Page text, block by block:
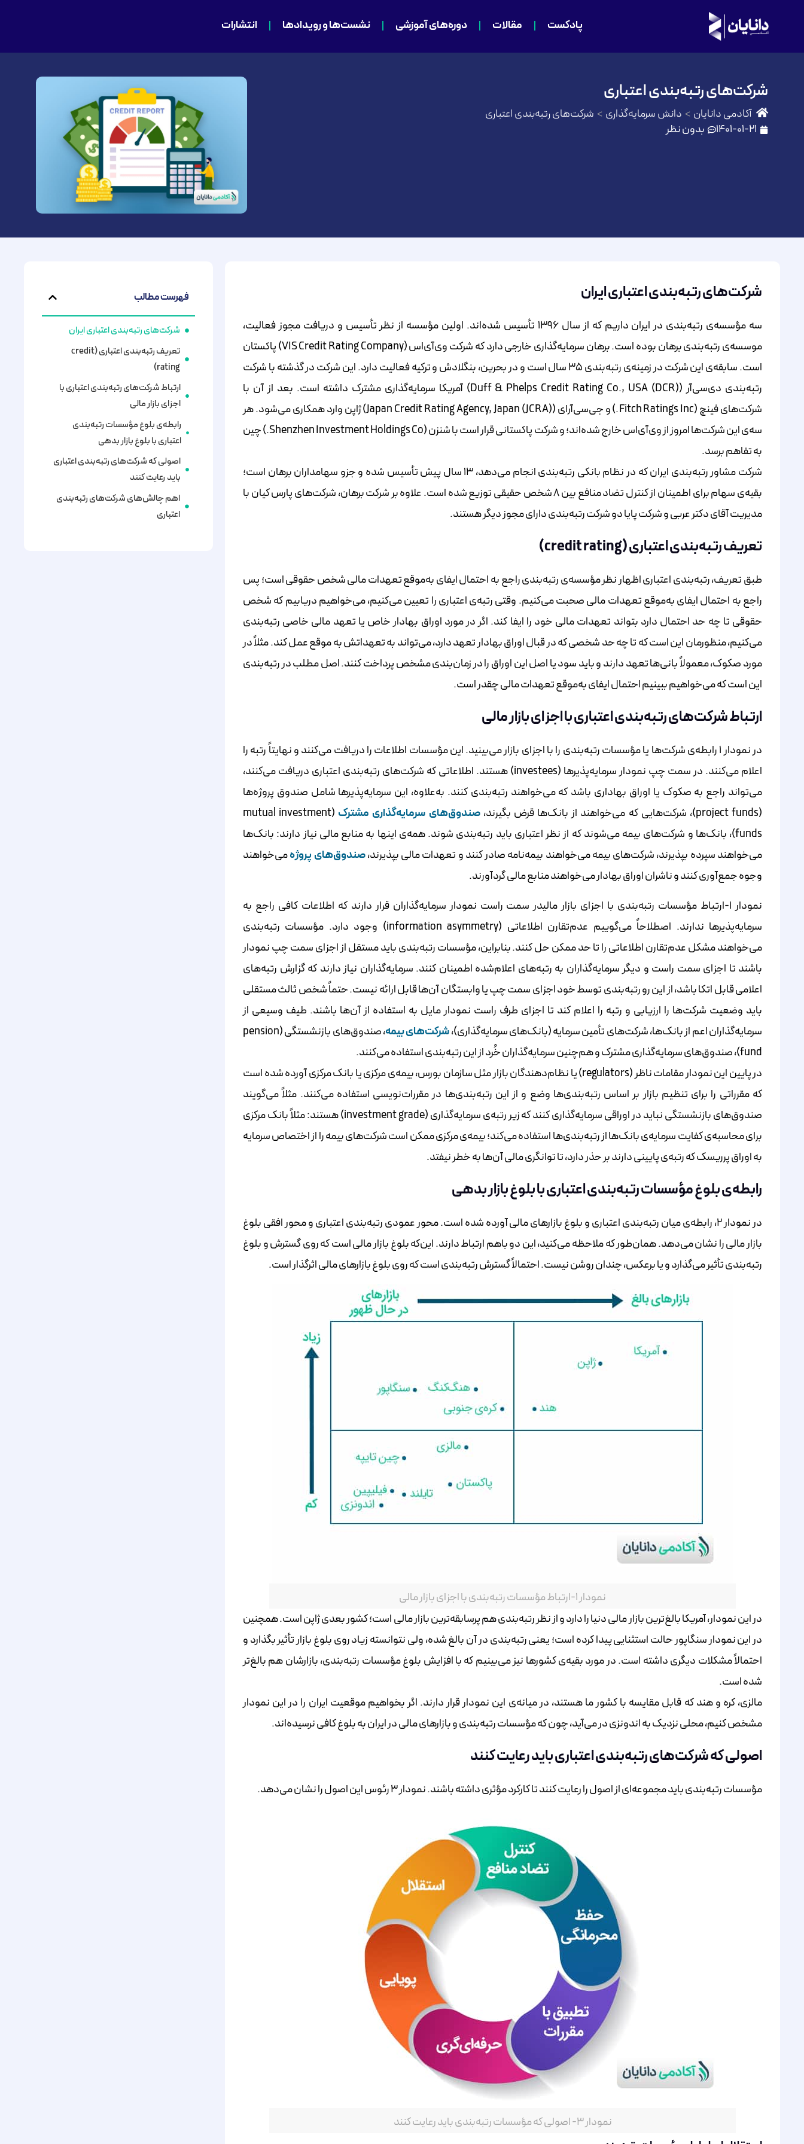
پادکست مقالات دوره‌های آموزشی نشست‌ها و رویدادها انتشارات
شرکت‌های رتبه‌بندی اعتباری
آکادمی دانایان دانش سرمایه‌گذاری
شرکت‌های رتبه‌بندی اعتباری
1401-01-21
بدون نظر
شرکت‌های رتبه‌بندی اعتباری ایران
سه مؤسسه‌ی رتبه‌بندی در ایران داریم که از سال ۱۳۹۶ تأسیس شده‌اند. اولین مؤسسه از نظر تأسیس و دریافت مجوز فعالیت،
موسسه‌ی رتبه‌بندی برهان بوده ‌است. برهان سرمایه‌گذاری خارجی دارد که شرکت وی‌آی‌اس (VIS Credit Rating Company) پاکستان
است. سابقه‌ی این شرکت در زمینه‌ی رتبه‌بندی ۳۵ سال است و در بحرین، بنگلادش و ترکیه فعالیت دارد. این شرکت در گذشته با شرکت
رتبه‌بندی دی‌سی‌آر (Duff & Phelps Credit Rating Co., USA (DCR)) آمریکا سرمایه‌گذاری مشترک داشته است. بعد از آن با
شرکت‌های فینچ (Fitch Ratings Inc.) و جی‌سی‌آر‌ای (Japan Credit Rating Agency, Japan (JCRA)) ژاپن وارد همکاری می‌شود. هر
سه‌ی این شرکت‌ها امروز از وی‌آی‌اس خارج شده‌اند؛ و شرکت پاکستانی قرار است با شنزن (Shenzhen Investment Holdings Co.) چین
به تفاهم برسد.
شرکت مشاور رتبه‌بندی ایران که در نظام بانکی رتبه‌بندی انجام می‌دهد، ۱۳ سال پیش تأسیس شده و جزو سهامداران برهان است؛
بقیه‌ی سهام برای اطمینان از کنترل تضاد منافع بین ۸ شخص حقیقی توزیع شده است. علاوه بر شرکت برهان، شرکت‌های پارس کیان با
مدیریت آقای دکتر عربی و شرکت پایا دو شرکت رتبه‌بندی دارای مجوز دیگر هستند.
تعریف رتبه‌بندی اعتباری (credit rating)
طبق تعریف، رتبه‌بندی اعتباری اظهار نظر مؤسسه‌ی رتبه‌بندی راجع به احتمال ایفای به‌موقع تعهدات مالی شخص حقوقی است؛ پس
راجع به احتمال ایفای به‌موقع تعهدات مالی صحبت می‌کنیم. وقتی‌ رتبه‌ی اعتباری را تعیین می‌کنیم، می‌خواهیم دریابیم که شخص
حقوقی تا چه حد احتمال دارد بتواند تعهدات مالی خود را ایفا کند. اگر در مورد اوراق بهادار خاص یا تعهد مالی خاصی رتبه‌بندی
می‌کنیم، منظورمان این است که تا چه حد شخصی که در قبال اوراق بهادار تعهد دارد، می‌تواند به تعهداتش به ‌موقع عمل کند. مثلاً در
مورد صکوک، معمولاً بانی‌ها تعهد دارند و باید سود یا اصل این اوراق را در زمان‌بندی مشخص پرداخت کنند. اصل مطلب در رتبه‌بندی
این است که می‌خواهیم ببینیم احتمال ایفای به‌موقع تعهدات مالی چقدر است.
ارتباط شرکت‌های رتبه‌بندی اعتباری با اجزای بازار مالی
در نمودار ۱ رابطه‌ی شرکت‌ها یا مؤسسات رتبه‌بندی را با اجزای بازار می‌بینید. این مؤسسات اطلاعات را دریافت می‌کنند و نهایتاً رتبه را
اعلام می‌کنند. در سمت چپ نمودار سرمایه‌پذیرها (investees) هستند. اطلاعاتی که شرکت‌های رتبه‌بندی اعتباری دریافت می‌کنند،
می‌تواند راجع به صکوک یا اوراق بهاداری باشد که می‌خواهند رتبه‌بندی کنند. به‌علاوه، این سرمایه‌پذیرها شامل صندوق پروژه‌ها
(project funds)، شرکت‌هایی که می‌خواهند از بانک‌ها قرض بگیرند،
صندوق‌های سرمایه‌گذاری مشترک (mutual investment
funds)، بانک‌ها و شرکت‌های بیمه می‌شوند که از نظر اعتباری باید رتبه‌بندی شوند. همه‌ی اینها به منابع مالی نیاز دارند: بانک‌ها
می‌خواهند سپرده بپذیرند، شرکت‌های بیمه می‌خواهند بیمه‌نامه صادر کنند و تعهدات مالی بپذیرند،صندوق‌های پروژهمی‌خواهند
وجوه جمع‌آوری کنند و ناشران اوراق بهادار می‌خواهند منابع مالی گردآورند.
نمودار ۱-ارتباط مؤسسات رتبه‌بندی با اجزای بازار مالیدر سمت راست نمودار سرمایه‌گذاران قرار دارند که اطلاعات کافی راجع به
سرمایه‌پذیرها ندارند. اصطلاحاً می‌گوییم عدم‌تقارن اطلاعاتی (information asymmetry) وجود دارد. مؤسسات رتبه‌بندی
می‌خواهند مشکل عدم‌تقارن اطلاعاتی را تا حد ممکن حل‌ کنند. بنابراین، مؤسسات رتبه‌بندی باید مستقل از اجزای سمت چپ نمودار
باشند تا اجزای سمت راست و دیگر سرمایه‌گذاران به رتبه‌های اعلام‌شده اطمینان کنند. سرمایه‌گذاران نیاز دارند که گزارش‌ رتبه‌های
اعلامی قابل‌ اتکا باشد، از این رو رتبه‌بندی‌ توسط خود اجزای سمت چپ یا وابستگان آن‌ها قابل‌ ارائه نیست. حتماً شخص ثالث مستقلی
باید وضعیت شرکت‌ها را ارزیابی و رتبه را اعلام کند تا اجزای طرف راست نمودار مایل به استفاده از آن‌ها باشند. طیف وسیعی از
سرمایه‌گذاران اعم از بانک‌ها، شرکت‌های تأمین سرمایه (بانک‌های سرمایه‌گذاری)،شرکت‌های بیمه
، صندوق‌های بازنشستگی (pension
fund)، صندوق‌های سرمایه‌گذاری مشترک و هم‌چنین سرمایه‌گذاران خُرد از این رتبه‌بندی استفاده می‌کنند.
در پایین این نمودار مقامات ناظر (regulators) یا نظام‌دهندگان بازار مثل سازمان بورس، بیمه‌ی مرکزی یا بانک مرکزی آورده شده است
که مقرراتی را برای تنظیم بازار بر اساس رتبه‌بندی‌ها وضع و از این رتبه‌بندی‌ها در مقررات‌نویسی استفاده می‌کنند. مثلاً می‌گویند
صندوق‌های بازنشستگی نباید در اوراقی سرمایه‌گذاری کنند که زیر رتبه‌ی سرمایه‌گذاری (investment grade) هستند: مثلاً بانک مرکزی
برای محاسبه‌ی کفایت سرمایه‌ی بانک‌ها از رتبه‌بندی‌ها استفاده می‌کند؛ بیمه‌ی مرکزی ممکن است شرکت‌های بیمه را از اختصاص سرمایه‌
به اوراق پرریسک که رتبه‌ی پایینی دارند بر حذر دارد، تا توانگری مالی آن‌ها به خطر نیفتد.
رابطه‌ی بلوغ مؤسسات رتبه‌بندی اعتباری با بلوغ بازار بدهی
در نمودار ۲، رابطه‌ی میان رتبه‌بندی اعتباری و بلوغ بازار‌های مالی آورده شده است. محور عمودی رتبه‌بندی اعتباری و محور افقی بلوغ
بازار مالی را نشان می‌دهد. همان‌طور که ملاحظه می‌کنید، این دو باهم ارتباط دارند. این‌که بلوغ بازار مالی است که روی گسترش و بلوغ
رتبه‌بندی تأثیر می‌گذارد و یا برعکس، چندان روشن نیست. احتمالاً گسترش رتبه‌بندی است که روی بلوغ بازارهای مالی اثرگذار است.
نمودار ۱-ارتباط مؤسسات رتبه‌بندی با اجزای بازار مالی
در این نمودار، آمریکا بالغ‌ترین بازار مالی دنیا را دارد و از نظر رتبه‌بندی هم پرسابقه‌ترین بازار مالی است؛ کشور بعدی ژاپن است. همچنین
در این نمودار سنگاپور حالت استثنایی پیدا کرده است؛ یعنی رتبه‌بندی در آن بالغ شده، ولی نتوانسته زیاد روی بلوغ بازار تأثیر بگذارد و
احتمالاً مشکلات دیگری داشته است. در مورد بقیه‌ی کشورها نیز می‌بینیم که با افزایش بلوغ مؤسسات رتبه‌بندی، بازارشان ‌هم بالغ‌تر
شده است.
مالزی، کره و هند که قابل ‌مقایسه با کشور ما هستند، در میانه‌ی این نمودار قرار دارند. اگر بخواهیم موقعیت ایران را در این نمودار
مشخص کنیم، محلی نزدیک به اندونزی در می‌آید، چون که مؤسسات رتبه‌بندی و بازارهای مالی در ایران به بلوغ کافی نرسیده‌اند.
اصولی که شرکت‌های رتبه‌بندی اعتباری باید رعایت کنند
مؤسسات رتبه‌بندی باید مجموعه‌ای از اصول را رعایت کنند تا کارکرد مؤثری داشته باشند. نمودار ۳ رئوس این اصول را نشان می‌دهد.
نمودار ۳- اصولی که مؤسسات رتبه‌بندی باید رعایت کنند
فهرست مطالب
شرکت‌های رتبه‌بندی اعتباری ایران
تعریف رتبه‌بندی اعتباری (credit
rating)
ارتباط شرکت‌های رتبه‌بندی اعتباری با
اجزای بازار مالی
رابطه‌ی بلوغ مؤسسات رتبه‌بندی
اعتباری با بلوغ بازار بدهی
اصولی که شرکت‌های رتبه‌بندی اعتباری
باید رعایت کنند
اهم چالش‌های شرکت‌های رتبه‌بندی
اعتباری